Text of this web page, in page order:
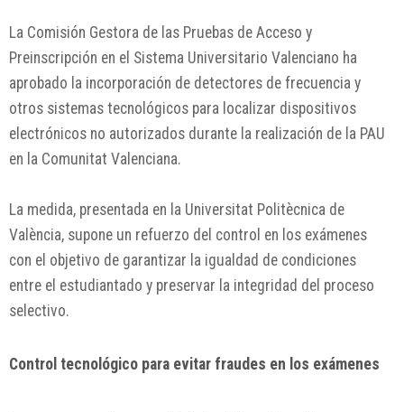
La Comisión Gestora de las Pruebas de Acceso y
Preinscripción en el Sistema Universitario Valenciano ha
aprobado la incorporación de detectores de frecuencia y
otros sistemas tecnológicos para localizar dispositivos
electrónicos no autorizados durante la realización de la PAU
en la Comunitat Valenciana.
La medida, presentada en la Universitat Politècnica de
València, supone un refuerzo del control en los exámenes
con el objetivo de garantizar la igualdad de condiciones
entre el estudiantado y preservar la integridad del proceso
selectivo.
Control tecnológico para evitar fraudes en los exámenes